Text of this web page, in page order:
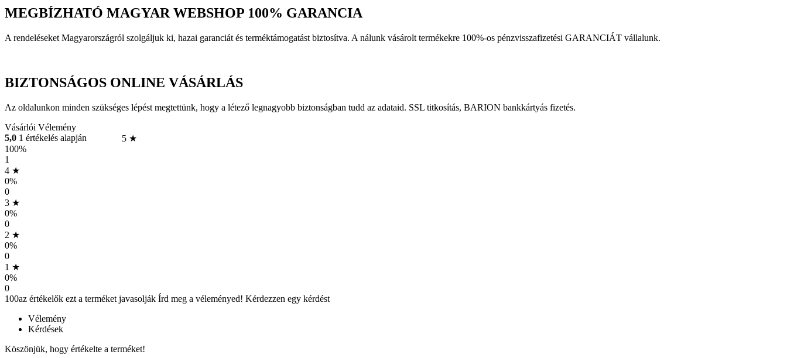
MEGBÍZHATÓ MAGYAR WEBSHOP 100% GARANCIA
A rendeléseket Magyarországról szolgáljuk ki, hazai garanciát és terméktámogatást biztosítva. A nálunk vásárolt termékekre 100%-os pénzvisszafizetési GARANCIÁT vállalunk.
BIZTONSÁGOS ONLINE VÁSÁRLÁS
Az oldalunkon minden szükséges lépést megtettünk, hogy a létező legnagyobb biztonságban tudd az adataid. SSL titkosítás, BARION bankkártyás fizetés.
Vásárlói Vélemény
5,0 1 értékelés alapján
5 ★
100%
1
4 ★
0%
0
3 ★
0%
0
2 ★
0%
0
1 ★
0%
0
100az értékelők ezt a terméket javasolják Írd meg a véleményed! Kérdezzen egy kérdést
Vélemény
Kérdések
Köszönjük, hogy értékelte a terméket!